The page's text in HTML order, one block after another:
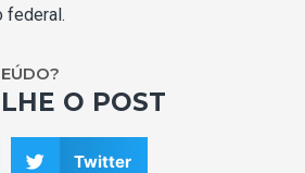
federal.
O POST
Twitter